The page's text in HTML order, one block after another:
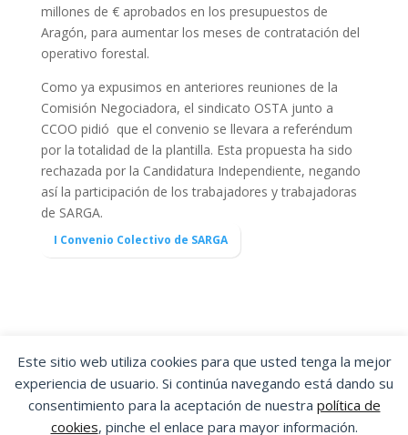
Este sitio web utiliza cookies para que usted tenga la mejor
experiencia de usuario. Si continúa navegando está dando su
consentimiento para la aceptación de nuestra política de
cookies, pinche el enlace para mayor información.
millones de € aprobados en los presupuestos de
Aragón, para aumentar los meses de contratación del
operativo forestal.
Como ya expusimos en anteriores reuniones de la
Comisión Negociadora, el sindicato OSTA junto a
CCOO pidió que el convenio se llevara a referéndum
por la totalidad de la plantilla. Esta propuesta ha sido
rechazada por la Candidatura Independiente, negando
así la participación de los trabajadores y trabajadoras
de SARGA.
I Convenio Colectivo de SARGA
OSTA
ORGANIZACIÓN SINDICAL DE
TRABAJADORES Y TRABAJADORAS DE ARAGÓN